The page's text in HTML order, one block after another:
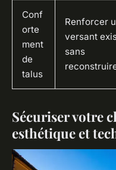
Conf
orte
ment
de
talus
Renforcer
versant
sans
Sécuriser votre
esthétique et